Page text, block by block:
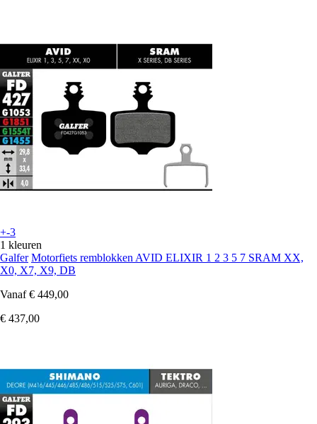
+-3
1 kleuren
Galfer Motorfiets remblokken AVID ELIXIR 1 2 3 5 7 SRAM XX,
X0, X7, X9, DB
Vanaf € 449,00
€ 437,00